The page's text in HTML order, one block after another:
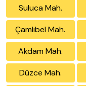
Suluca Mah.
Çamlıbel Mah.
Akdam Mah.
Düzce Mah.